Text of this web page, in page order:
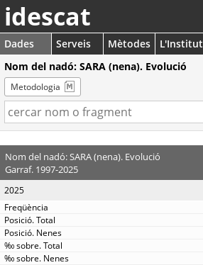
idescat
Dades Serveis Mètodes
L'Institut
Nom del nadó: SARA (nena). Evolució
Metodologia
Nom del nadó: SARA (nena). Evolució
Garraf. 1997-2025
2025